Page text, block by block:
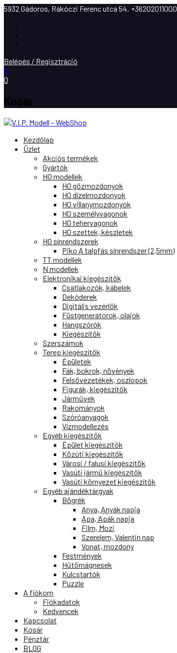
5932 Gádoros, Rákóczi Ferenc utca 54. +36202011000
Belépés / Regisztráció
0
0
Kosár
Kezdőlap
Üzlet
Akciós termékek
Gyártók
H0 modellek
H0 gőzmozdonyok
H0 dízelmozdonyok
H0 villanymozdonyok
H0 személyvagonok
H0 tehervagonok
H0 szettek, készletek
H0 sínrendszerek
Piko A talpfás sínrendszer (2,5mm)
TT modellek
N modellek
Elektronikai kiegészítők
Csatlakozók, kábelek
Dekóderek
Digitális vezérlők
Füstgenerátorok, olajok
Hangszórók
Kiegészítők
Szerszámok
Terep kiegészítők
Épületek
Fák, bokrok, növények
Felsővezetékek, oszlopok
Figurák, kiegészítők
Járművek
Rakományok
Szóróanyagok
Vízmodellezés
Egyéb kiegészítők
Épület kiegészítők
Közúti kiegészítők
Városi / falusi kiegészítők
Vasúti jármű kiegészítők
Vasúti környezet kiegészítők
Egyéb ajándéktárgyak
Bögrék
Anya, Anyák napja
Apa, Apák napja
Film, Mozi
Szerelem, Valentin nap
Vonat, mozdony
Festmények
Hűtőmágnesek
Kulcstartók
Puzzle
A fiókom
Fiókadatok
Kedvencek
Kapcsolat
Kosár
Pénztár
BLOG